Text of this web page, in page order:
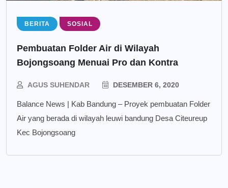
BERITA SOSIAL
Pembuatan Folder Air di Wilayah
Bojongsoang Menuai Pro dan Kontra
AGUS SUHENDAR DESEMBER 6, 2020
Balance News | Kab Bandung – Proyek pembuatan Folder
Air yang berada di wilayah leuwi bandung Desa Citeureup
Kec Bojongsoang